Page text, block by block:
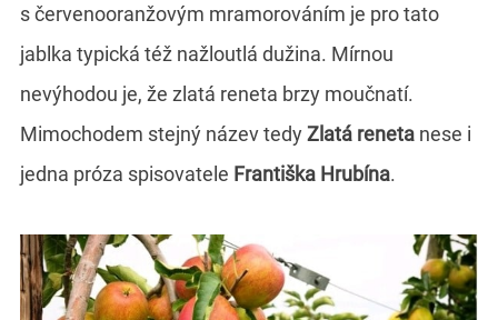
s červenooranžovým mramorováním je pro tato
jablka typická též nažloutlá dužina. Mírnou
nevýhodou je, že zlatá reneta brzy moučnatí.
Mimochodem stejný název tedyZlatá reneta nese i
jedna próza spisovatele Františka Hrubína.